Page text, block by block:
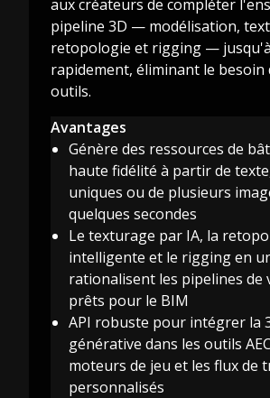
aux créateurs de compléter
pipeline 3D — modélisation,
retopologie et rigging —
rapidement, éliminant le besoin
outils.
Avantages
Génère des ressources de
haute fidélité à partir de
uniques ou de plusieurs
quelques secondes
Le texturage par IA, la
intelligente et le rigging en
rationalisent les pipelines de
prêts pour le BIM
API robuste pour intégrer la
générative dans les outils
moteurs de jeu et les flux de
personnalisés